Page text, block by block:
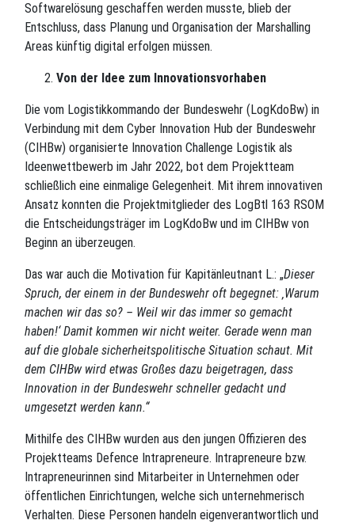
Softwarelösung geschaffen werden musste, blieb der
Entschluss, dass Planung und Organisation der Marshalling
Areas künftig digital erfolgen müssen.
Von der Idee zum Innovationsvorhaben
Die vom Logistikkommando der Bundeswehr (LogKdoBw) in
Verbindung mit dem Cyber Innovation Hub der Bundeswehr
(CIHBw) organisierte Innovation Challenge Logistik als
Ideenwettbewerb im Jahr 2022, bot dem Projektteam
schließlich eine einmalige Gelegenheit. Mit ihrem innovativen
Ansatz konnten die Projektmitglieder des LogBtl 163 RSOM
die Entscheidungsträger im LogKdoBw und im CIHBw von
Beginn an überzeugen.
Das war auch die Motivation für Kapitänleutnant L.: „Dieser
Spruch, der einem in der Bundeswehr oft begegnet: ‚Warum
machen wir das so? – Weil wir das immer so gemacht
haben!‘ Damit kommen wir nicht weiter. Gerade wenn man
auf die globale sicherheitspolitische Situation schaut. Mit
dem CIHBw wird etwas Großes dazu beigetragen, dass
Innovation in der Bundeswehr schneller gedacht und
umgesetzt werden kann.“
Mithilfe des CIHBw wurden aus den jungen Offizieren des
Projektteams Defence Intrapreneure. Intrapreneure bzw.
Intrapreneurinnen sind Mitarbeiter in Unternehmen oder
öffentlichen Einrichtungen, welche sich unternehmerisch
Verhalten. Diese Personen handeln eigenverantwortlich und